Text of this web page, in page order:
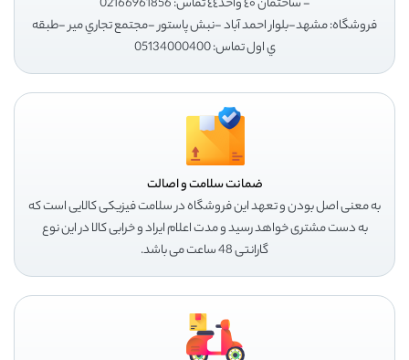
فروشگاه: مشهد-بلوار احمد آباد -نبش پاستور -مجتمع تجاري مير -طبقه
ي اول تماس: 05134000400
ضمانت سلامت و اصالت
به معنی اصل بودن و تعهد این فروشگاه در سلامت فیزیکی کالایی است که
به دست مشتری خواهد رسید و مدت اعلام ایراد و خرابی کالا در این نوع
گارانتی 48 ساعت می باشد.